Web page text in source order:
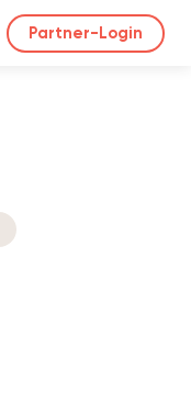
Partner-Login